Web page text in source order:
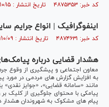
کد خبر: ۴۸۷۵۳۵۳ تاریخ انتشار : ۱۴۰۴/۱۰/۱۵
اینفوگرافیک | انواع جرایم
کد خبر: ۴۸۷۴۶۳۱ تاریخ انتشار : ۱۴۰۴/۱۰/۰۹
هشدار قضایی درباره
معاون اجتماعی و پیشگیری از وقوع
به افزایش گزارش های مردمی در مورد
مانند «سامانه قضایی»، «جوایز نقدی»
پیامکی با محتوای جلوگیری از کلیک
پیام های مشکوک به شهروندان هشدار